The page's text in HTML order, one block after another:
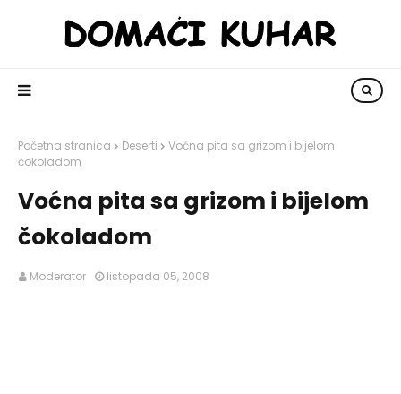
Početna stranica Deserti
Voćna pita sa grizom i bijelom
čokoladom
Voćna pita sa grizom i bijelom
čokoladom
Moderator listopada 05, 2008